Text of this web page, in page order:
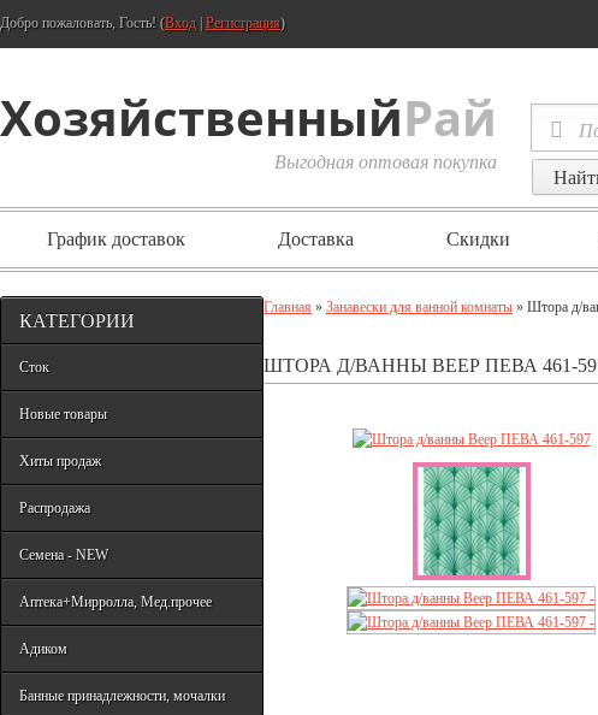
Добро пожаловать, Гость! (Вход Регистрация)
ХозяйственныйРай
Выгодная оптовая покупка
График доставок Доставка Скидки
КАТЕГОРИИ
Сток
Новые товары
Хиты продаж
Распродажа
Семена - NEW
Аптека+Мирролла, Мед.прочее
Адиком
Банные принадлежности, мочалки
Главная » Занавески для ванной комнаты » Штора д/
ШТОРА Д/ВАННЫ ВЕЕР ПЕВА 461-